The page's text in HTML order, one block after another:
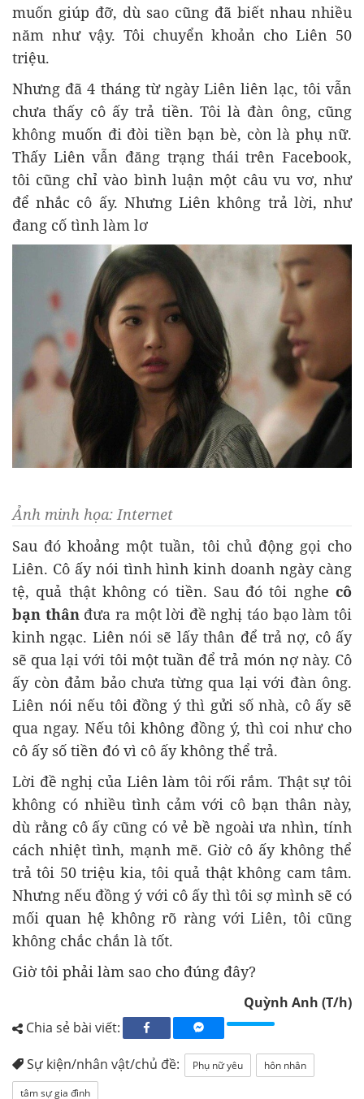
muốn giúp đỡ, dù sao cũng đã biết nhau nhiều
năm như vậy. Tôi chuyển khoản cho Liên 50
triệu.
Nhưng đã 4 tháng từ ngày Liên liên lạc, tôi vẫn
chưa thấy cô ấy trả tiền. Tôi là đàn ông, cũng
không muốn đi đòi tiền bạn bè, còn là phụ nữ.
Thấy Liên vẫn đăng trạng thái trên Facebook,
tôi cũng chỉ vào bình luận một câu vu vơ, như
để nhắc cô ấy. Nhưng Liên không trả lời, như
đang cố tình làm lơ
Ảnh minh họa: Internet
Sau đó khoảng một tuần, tôi chủ động gọi cho
Liên. Cô ấy nói tình hình kinh doanh ngày càng
tệ, quả thật không có tiền. Sau đó tôi nghe cô
bạn thânđưa ra một lời đề nghị táo bạo làm tôi
kinh ngạc. Liên nói sẽ lấy thân để trả nợ, cô ấy
sẽ qua lại với tôi một tuần để trả món nợ này. Cô
ấy còn đảm bảo chưa từng qua lại với đàn ông.
Liên nói nếu tôi đồng ý thì gửi số nhà, cô ấy sẽ
qua ngay. Nếu tôi không đồng ý, thì coi như cho
cô ấy số tiền đó vì cô ấy không thể trả.
Lời đề nghị của Liên làm tôi rối rắm. Thật sự tôi
không có nhiều tình cảm với cô bạn thân này,
dù rằng cô ấy cũng có vẻ bề ngoài ưa nhìn, tính
cách nhiệt tình, mạnh mẽ. Giờ cô ấy không thể
trả tôi 50 triệu kia, tôi quả thật không cam tâm.
Nhưng nếu đồng ý với cô ấy thì tôi sợ mình sẽ có
mối quan hệ không rõ ràng với Liên, tôi cũng
không chắc chắn là tốt.
Giờ tôi phải làm sao cho đúng đây?
Quỳnh Anh (T/h)
Chia sẻ bài viết:
Sự kiện/nhân vật/chủ đề: Phụ nữ yêu
hôn nhân
tâm sự gia đình